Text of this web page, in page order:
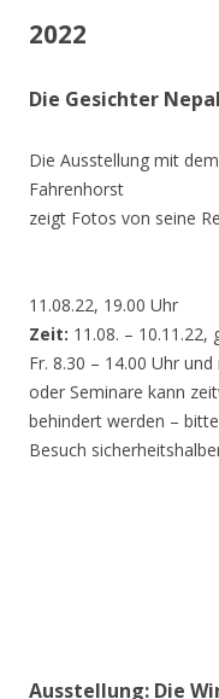
2022
Die Gesichter
Die Ausstellung mit
Fahrenhorst
zeigt Fotos von seine
11.08.22, 19.00 Uhr
Zeit: 11.08. –
Fr. 8.30 – 14.00 Uhr
oder Seminare kann
behindert werden –
Besuch
Ausstellung: Die